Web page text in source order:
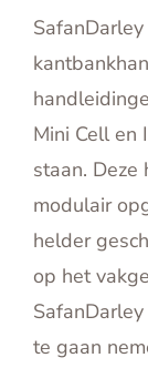
Mini Cell en
staan. Deze
modulair
helder
op het
te gaan